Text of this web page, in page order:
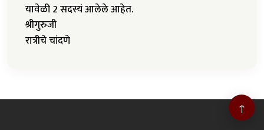
यावेळी 2 सदस्यं आलेले आहेत.
श्रीगुरुजी
रात्रीचे चांदणे
↑